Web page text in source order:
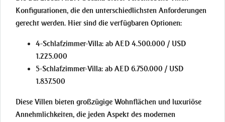
Konfigurationen, die den unterschiedlichsten Anforderungen
gerecht werden. Hier sind die verfügbaren Optionen:
4-Schlafzimmer-Villa: ab AED 4.500.000 / USD
1.225.000
5-Schlafzimmer-Villa: ab AED 6.750.000 / USD
1.837.500
Diese Villen bieten großzügige Wohnflächen und luxuriöse
Annehmlichkeiten, die jeden Aspekt des modernen